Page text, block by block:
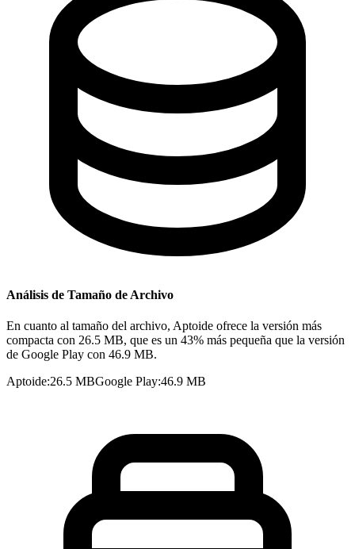
Análisis de Tamaño de Archivo
En cuanto al tamaño del archivo, Aptoide ofrece la versión más
compacta con 26.5 MB, que es un 43% más pequeña que la versión
de Google Play con 46.9 MB.
Aptoide:26.5 MBGoogle Play:46.9 MB